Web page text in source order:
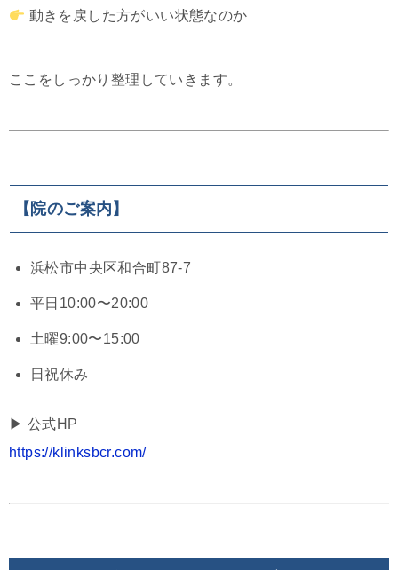
動きを戻した方がいい状態なのか
ここをしっかり整理していきます。
【院のご案内】
浜松市中央区和合町87-7
平日10:00〜20:00
土曜9:00〜15:00
日祝休み
▶︎ 公式HP
https://klinksbcr.com/